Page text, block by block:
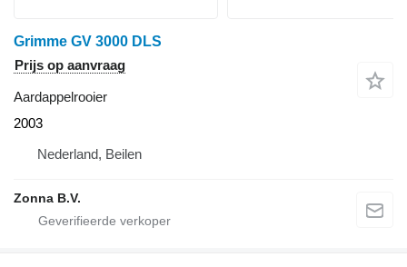
Grimme GV 3000 DLS
Prijs op aanvraag
Aardappelrooier
2003
Nederland, Beilen
Zonna B.V.